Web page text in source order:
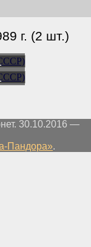
г. (2 шт.)
30.10.2016 —
Пандора».